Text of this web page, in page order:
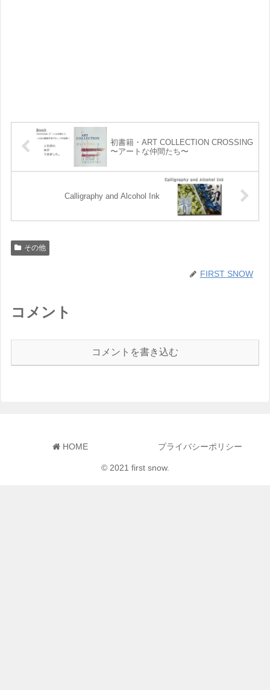
初書籍・ART COLLECTION CROSSING
〜アートな仲間たち〜
Calligraphy and Alcohol Ink
その他
FIRST SNOW
コメント
コメントを書き込む
HOME プライバシーポリシー
© 2021 first snow.